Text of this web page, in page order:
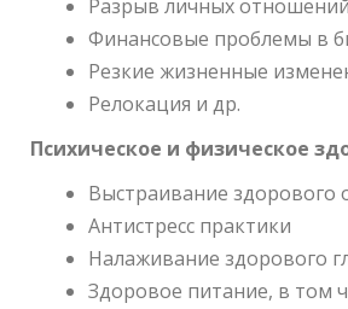
Разрыв личных
Финансовые проблемы в
Резкие жизненные
Релокация и др.
Психическое и физическое
Выстраивание здорового
Антистресс практики
Налаживание здорового
Здоровое питание, в том